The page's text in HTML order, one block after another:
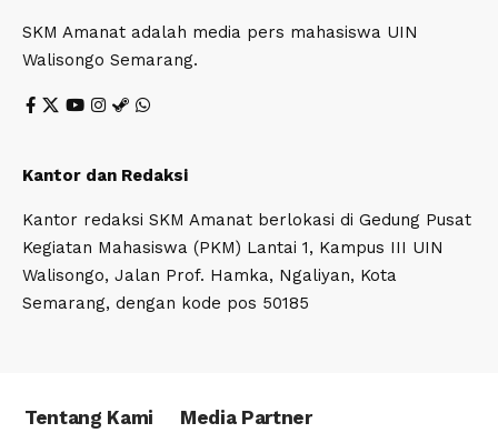
SKM Amanat adalah media pers mahasiswa UIN
Walisongo Semarang.
Kantor dan Redaksi
Kantor redaksi SKM Amanat berlokasi di Gedung Pusat
Kegiatan Mahasiswa (PKM) Lantai 1, Kampus III UIN
Walisongo, Jalan Prof. Hamka, Ngaliyan, Kota
Semarang, dengan kode pos 50185
Tentang Kami Media Partner